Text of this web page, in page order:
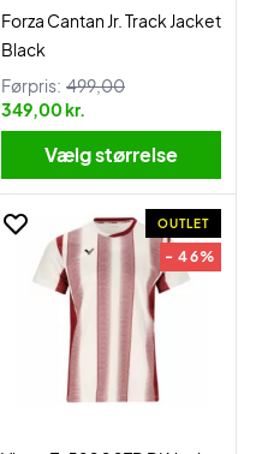
Forza Cantan Jr. Track Jacket
Black
Førpris: 499,00
349,00 kr.
Vælg størrelse
OUTLET
- 46%